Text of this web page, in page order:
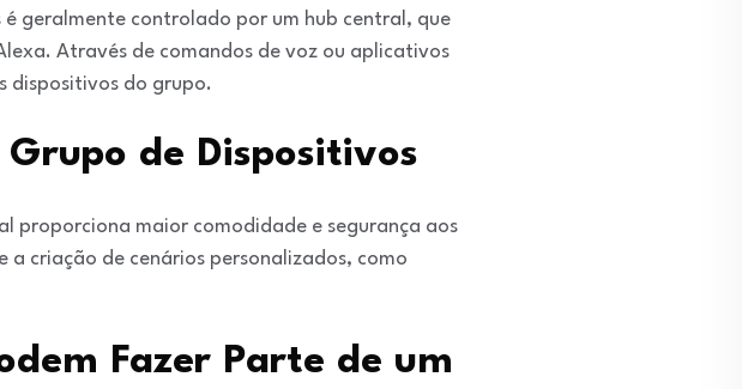
geralmente controlado por um hub central, que
Através de comandos de voz ou aplicativos
dispositivos do grupo.
de Dispositivos
proporciona maior comodidade e segurança aos
criação de cenários personalizados, como
Fazer Parte de um